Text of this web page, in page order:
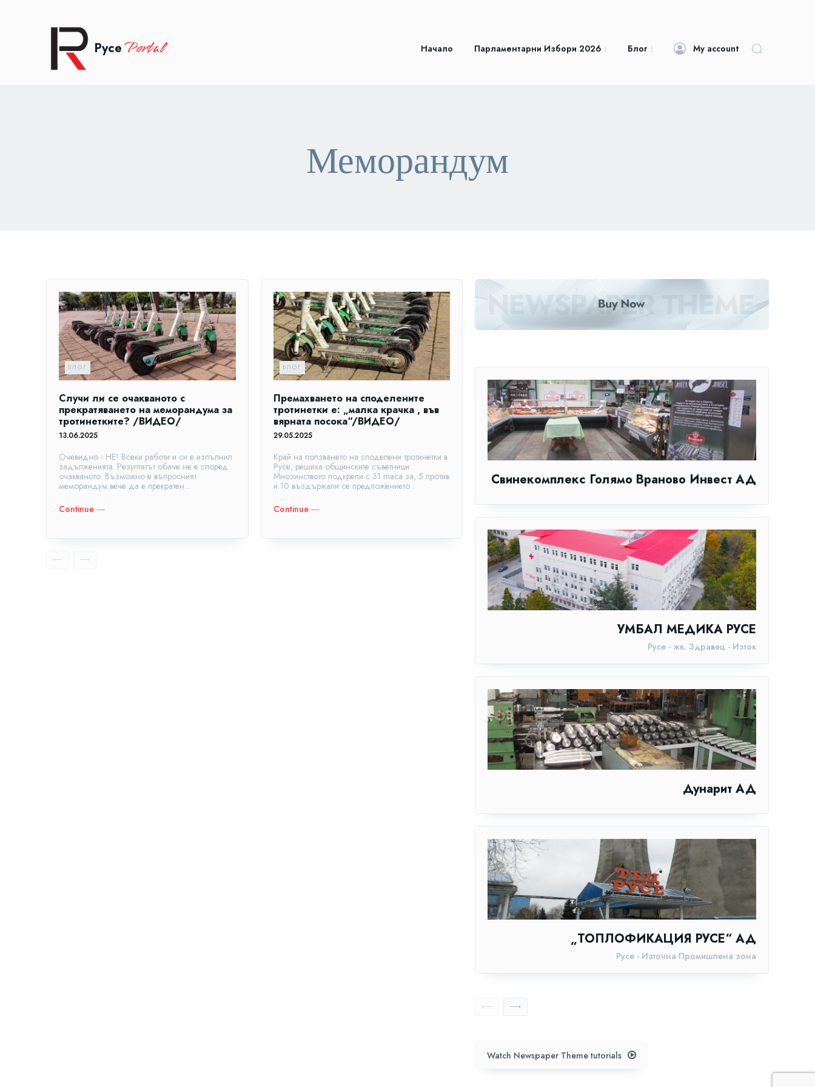
Русе Portal Начало Парламентарни Избори 2026 Блог My account
Меморандум
БЛОГ
Случи ли се очакваното с
прекратяването на меморандума за
тротинетките? /ВИДЕО/
13.06.2025
Очевидно - НЕ! Всеки работи и си е изпълнил
задълженията. Резултатът обаче не е според
очакваното. Възможно е въпросният
меморандум вече да е прекратен...
Continue ―
БЛОГ
Премахването на споделените
тротинетки е: „малка крачка , във
вярната посока“/ВИДЕО/
29.05.2025
Край на ползването на споделени тротинетки в
Русе, решиха общинските съветници.
Мнозинството подкрепи с 31 гласа за, 5 против
и 10 въздържали се предложението...
Continue ―
Свинекомплекс Голямо Враново Инвест АД
УМБАЛ МЕДИКА РУСЕ
Русе - жк. Здравец - Изток
Дунарит АД
„ТОПЛОФИКАЦИЯ РУСЕ“ АД
Русе - Източна Промишлена зона
Watch Newspaper Theme tutorials